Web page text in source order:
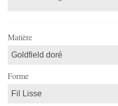
Matière
Forme